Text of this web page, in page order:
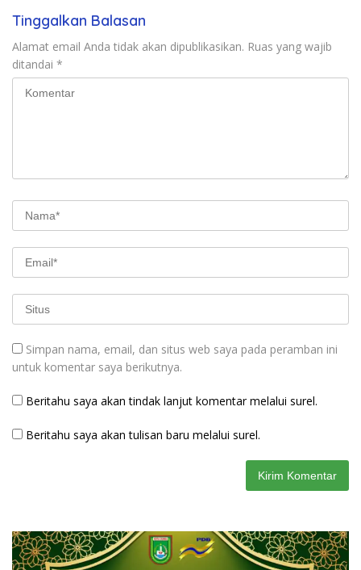
Tinggalkan Balasan
Alamat email Anda tidak akan dipublikasikan. Ruas yang wajib
ditandai *
Simpan nama, email, dan situs web saya pada peramban ini
untuk komentar saya berikutnya.
Beritahu saya akan tindak lanjut komentar melalui surel.
Beritahu saya akan tulisan baru melalui surel.